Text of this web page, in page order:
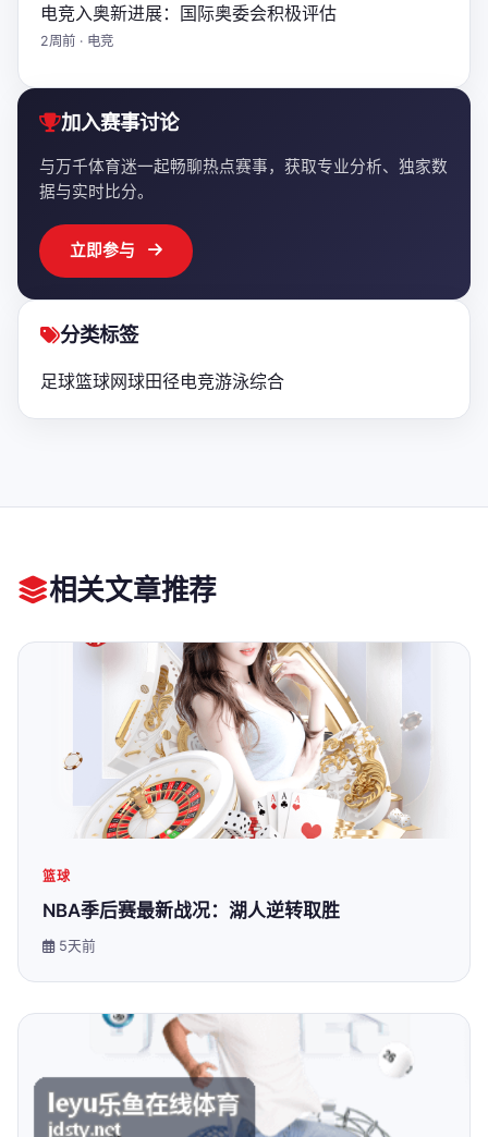
电竞入奥新进展：国际奥委会积极评估
2周前 · 电竞
加入赛事讨论
与万千体育迷一起畅聊热点赛事，获取专业分析、独家数
据与实时比分。
立即参与
分类标签
足球篮球网球田径电竞游泳综合
相关文章推荐
篮球
NBA季后赛最新战况：湖人逆转取胜
5天前